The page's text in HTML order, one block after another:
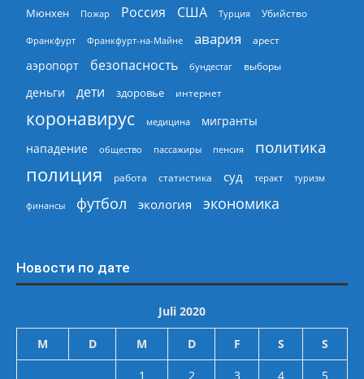
Мюнхен Пожар Россия США Турция Убийство
Франкфурт Франкфурт-на-Майне авария арест
аэропорт безопасность бундестаг выборы
деньги дети здоровье интернет
коронавирус медицина
мигранты
нападение
общество пассажиры пенсия политика
полиция работа статистика суд теракт туризм
финансы футбол экология экономика
Новости по дате
Juli 2020
M D M D F S S
1 2 3 4 5